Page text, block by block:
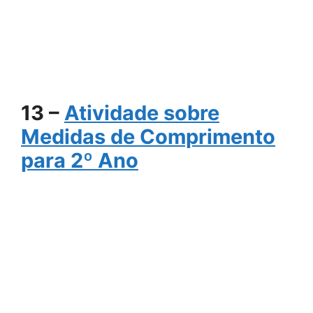
13 – Atividade sobre
Medidas de Comprimento
para 2º Ano